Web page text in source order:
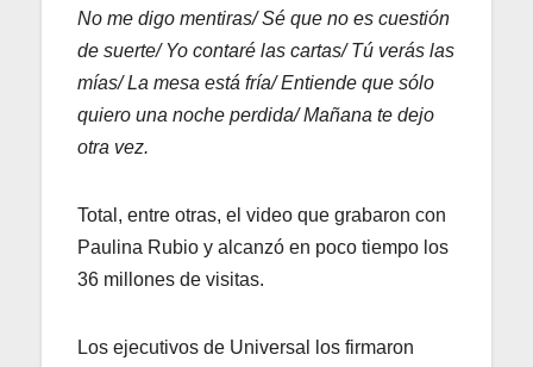
No me digo mentiras/ Sé que no es cuestión
de suerte/ Yo contaré las cartas/ Tú verás las
mías/ La mesa está fría/ Entiende que sólo
quiero una noche perdida/ Mañana te dejo
otra vez.
Total, entre otras, el video que grabaron con
Paulina Rubio y alcanzó en poco tiempo los
36 millones de visitas.
Los ejecutivos de Universal los firmaron